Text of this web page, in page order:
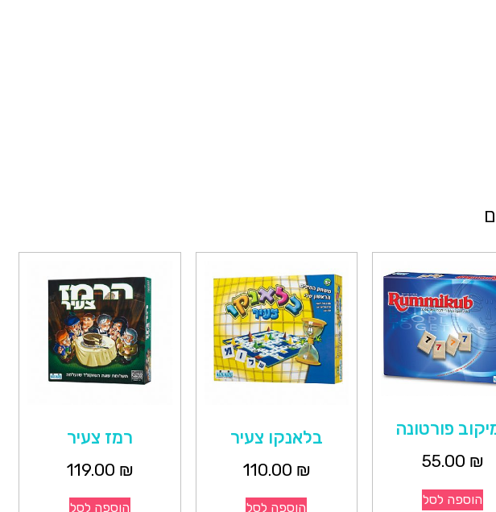
פורטונה
55.00 ₪
הוספה לסל
בלאנקו צעיר
110.00 ₪
הוספה לסל
רמז צעיר
119.00 ₪
הוספה לסל